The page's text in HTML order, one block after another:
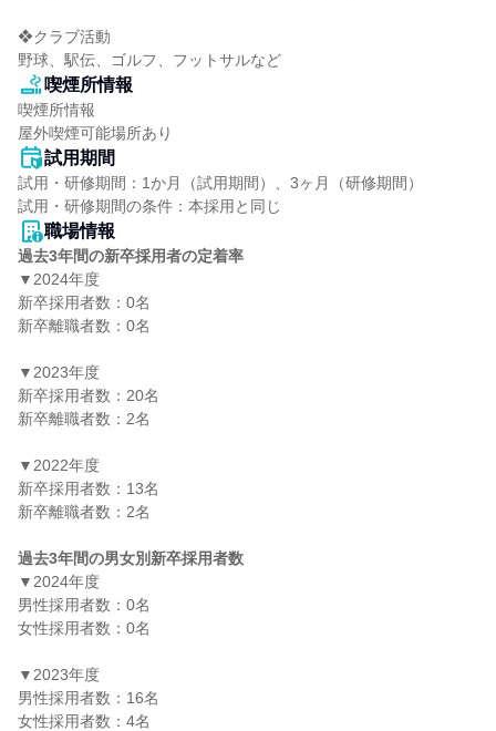
❖クラブ活動
野球、駅伝、ゴルフ、フットサルなど
喫煙所情報
喫煙所情報
屋外喫煙可能場所あり
試用期間
試用・研修期間：1か月（試用期間）、3ヶ月（研修期間）
職場情報
過去3年間の新卒採用者の定着率
▼2024年度
新卒採用者数：0名
新卒離職者数：0名
▼2023年度
新卒採用者数：20名
新卒離職者数：2名
▼2022年度
新卒採用者数：13名
新卒離職者数：2名
過去3年間の男女別新卒採用者数
▼2024年度
男性採用者数：0名
女性採用者数：0名
▼2023年度
男性採用者数：16名
女性採用者数：4名